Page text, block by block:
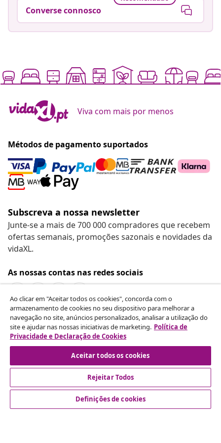
Converse connosco
Viva com mais por menos
Métodos de pagamento suportados
Subscreva a nossa newsletter
Junte-se a mais de 700 000 compradores que recebem
ofertas semanais, promoções sazonais e novidades da
vidaXL.
As nossas contas nas redes sociais
Rescindir o contrato
Envie um pedido de rescisão da sua encomenda.
Rescindir o contrato
Atendimento ao cliente
Ao clicar em "Aceitar todos os cookies", concorda com o
armazenamento de cookies no seu dispositivo para melhorar a
navegação no site, anúncios personalizados, analisar a utilização do
site e ajudar nas nossas iniciativas de marketing. Política de
Privacidade e Declaração de Cookies
Aceitar todos os cookies
Rejeitar Todos
Definições de cookies